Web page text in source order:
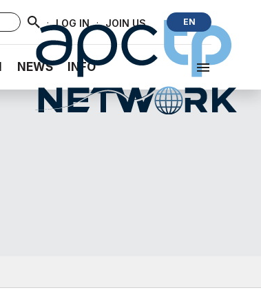
· LOG IN · JOIN US EN
NEWS INFO